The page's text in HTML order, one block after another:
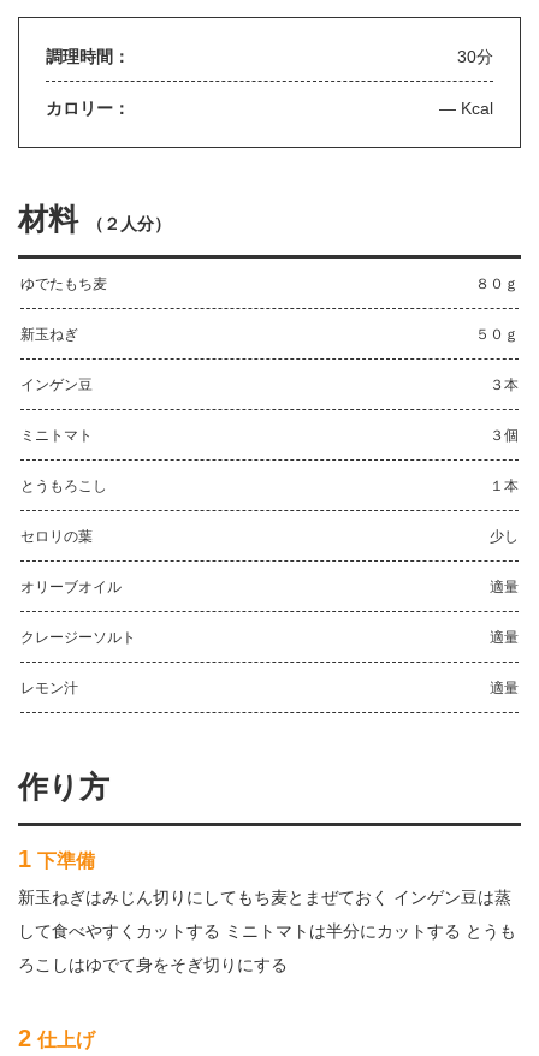
調理時間： 30分
カロリー： — Kcal
材料 （ ２人分）
ゆでたもち麦 ８０ｇ
新玉ねぎ ５０ｇ
インゲン豆 ３本
ミニトマト ３個
とうもろこし １本
セロリの葉 少し
オリーブオイル 適量
クレージーソルト 適量
レモン汁 適量
作り方
1 下準備
新玉ねぎはみじん切りにしてもち麦とまぜておく インゲン豆は蒸
して食べやすくカットする ミニトマトは半分にカットする とうも
ろこしはゆでて身をそぎ切りにする
2 仕上げ